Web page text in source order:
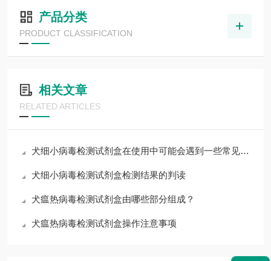
产品分类
PRODUCT CLASSIFICATION
相关文章
RELATED ARTICLES
犬细小病毒检测试剂盒在使用中可能会遇到一些常见问题
犬细小病毒检测试剂盒检测结果的判读
犬瘟热病毒检测试剂盒由哪些部分组成？
犬瘟热病毒检测试剂盒操作注意事项